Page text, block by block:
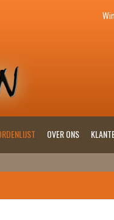
OVER ONS